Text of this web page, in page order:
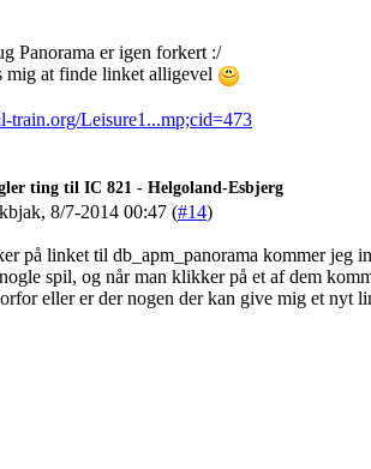
Panorama er igen forkert :/
mig at finde linket alligevel
train.org/Leisure1...mp;cid=473
ting til IC 821 - Helgoland-Esbjerg
8/7-2014 00:47 (#14)
på linket til db_apm_panorama kommer jeg
spil, og når man klikker på et af dem
eller er der nogen der kan give mig et nyt